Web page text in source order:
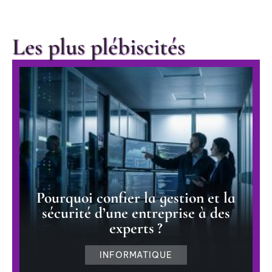
Les plus plébiscités
Pourquoi confier la gestion et la
sécurité d’une entreprise à des
experts ?
INFORMATIQUE